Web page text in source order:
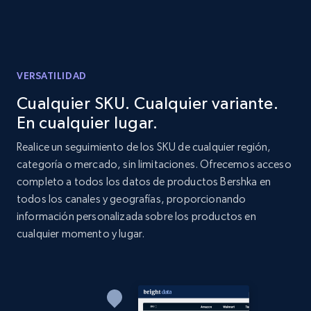
1.9K+
Etsy - Collect data on products using
specified keywords
URL, Product id, Listing inventory id, Title, Rating,
Reviews count shop, Reviews count item, Initial
price, and more.
VERSATILIDAD
Cualquier SKU. Cualquier variante.
En cualquier lugar.
Realice un seguimiento de los SKU de cualquier región,
categoría o mercado, sin limitaciones. Ofrecemos acceso
completo a todos los datos de productos Bershka en
todos los canales y geografías, proporcionando
información personalizada sobre los productos en
cualquier momento y lugar.